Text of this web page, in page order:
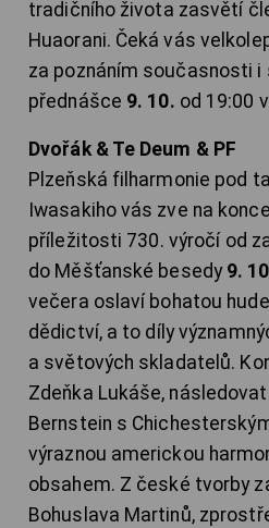
tradičního života zasvětí
Huaorani. Čeká vás
za poznáním současnosti
přednášce 9. 10. od 19:00
Dvořák & Te Deum & PF
Plzeňská filharmonie pod
Iwasakiho vás zve na
příležitosti 730. výročí od
do Měšťanské besedy 9.
večera oslaví bohatou
dědictví, a to díly
a světových skladatelů.
Zdeňka Lukáše,
Bernstein s
výraznou americkou
obsahem. Z české tvorby
Bohuslava Martinů,